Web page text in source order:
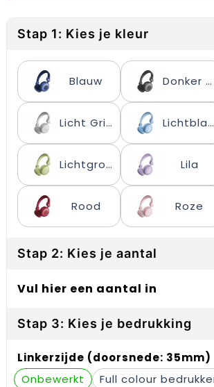
Stap 1: Kies je kleur
Blauw Donker gun metal
Licht Grijs Lichtblauw
Lichtgroen Lila
Rood Roze
Stap 2: Kies je aantal
Vul hier een aantal in
Stap 3: Kies je bedrukking
Linkerzijde (doorsnede: 35mm)
Onbewerkt
Full colour